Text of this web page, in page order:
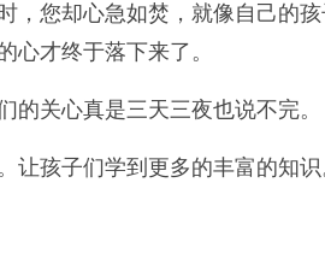
，您却心急如焚，就像自己的
心才终于落下来了。
的关心真是三天三夜也说不完。
让孩子们学到更多的丰富的知识